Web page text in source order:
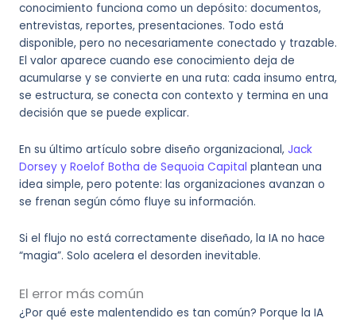
conocimiento funciona como un depósito: documentos,
entrevistas, reportes, presentaciones. Todo está
disponible, pero no necesariamente conectado y trazable.
El valor aparece cuando ese conocimiento deja de
acumularse y se convierte en una ruta: cada insumo entra,
se estructura, se conecta con contexto y termina en una
decisión que se puede explicar.
En su último artículo sobre diseño organizacional, Jack
Dorsey y Roelof Botha de Sequoia Capital plantean una
idea simple, pero potente: las organizaciones avanzan o
se frenan según cómo fluye su información.
Si el flujo no está correctamente diseñado, la IA no hace
“magia”. Solo acelera el desorden inevitable.
El error más común
¿Por qué este malentendido es tan común? Porque la IA